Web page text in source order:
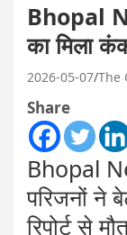
Bhopal
का मिला
2026-05-07 The
Share
Bhopal
परिजनों ने
रिपोर्ट से